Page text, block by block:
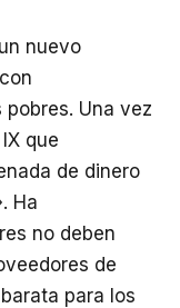
nuevo
Una vez
que
de dinero
Ha
no deben
de
para los